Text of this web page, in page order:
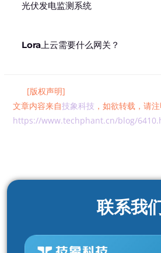
光伏发电监测系统
Lora上云需要什么网关？
[版权声明]
文章内容来自技象科技 ，如欲转载，请
https://www.techphant.cn/blog/
联系我